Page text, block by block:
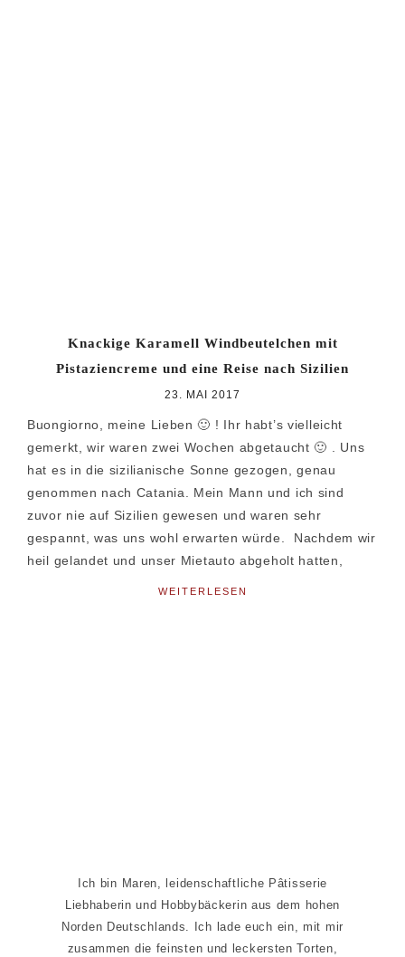
Knackige Karamell Windbeutelchen mit
Pistaziencreme und eine Reise nach Sizilien
23. MAI 2017
Buongiorno, meine Lieben 🙂 ! Ihr habt’s vielleicht
gemerkt, wir waren zwei Wochen abgetaucht 🙂 . Uns
hat es in die sizilianische Sonne gezogen, genau
genommen nach Catania. Mein Mann und ich sind
zuvor nie auf Sizilien gewesen und waren sehr
gespannt, was uns wohl erwarten würde. Nachdem wir
heil gelandet und unser Mietauto abgeholt hatten,
WEITERLESEN
Ich bin Maren, leidenschaftliche Pâtisserie
Liebhaberin und Hobbybäckerin aus dem hohen
Norden Deutschlands. Ich lade euch ein, mit mir
zusammen die feinsten und leckersten Torten,